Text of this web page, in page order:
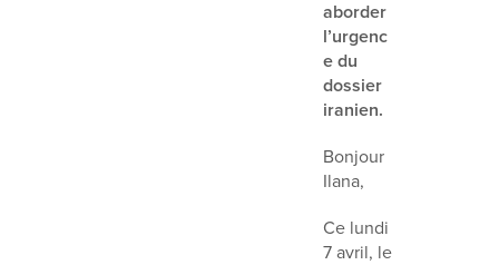
aborder
l’urgenc
e du
dossier
iranien.
Bonjour
Ilana,
Ce lundi
7 avril, le